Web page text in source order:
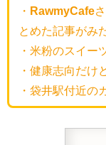
・ RawmyCafe
とめた記事がみ
・米粉のスイー
・健康志向だけ
・袋井駅付近の